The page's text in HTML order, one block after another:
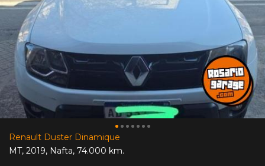
Renault Duster Dinamique
MT, 2019, Nafta, 74.000 km.